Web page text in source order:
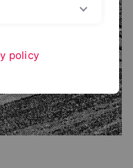
policy